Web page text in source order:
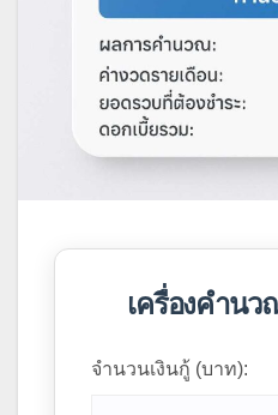
เครื่องคำน
จำนวนเงินกู้ (บาท):